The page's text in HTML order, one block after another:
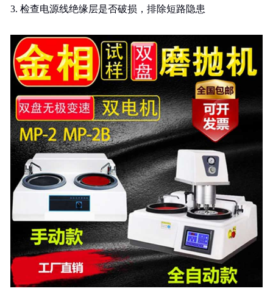
3. 检查电源线绝缘层是否破损，排除短路隐患